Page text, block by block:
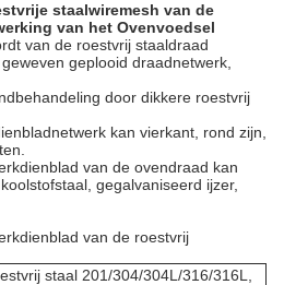
staalwiremesh van de
van het Ovenvoedsel
van de roestvrij staaldraad
geplooid draadnetwerk,
door dikkere roestvrij
kan vierkant, rond zijn,
van de ovendraad kan
gegalvaniseerd ijzer,
van de roestvrij
staal 201/304/304L/316/316L,